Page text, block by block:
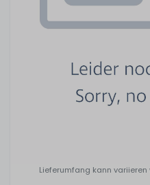
Lieferumfang kann